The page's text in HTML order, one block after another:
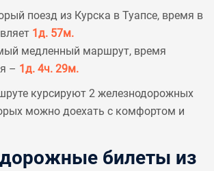
поезд из Курска в Туапсе, время в
1д. 57м.
медленный маршрут, время
– 1д. 4ч. 29м.
курсируют 2 железнодорожных
можно доехать с комфортом и
билеты из